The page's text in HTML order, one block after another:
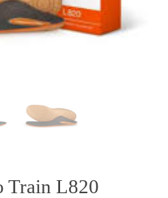
Train L820